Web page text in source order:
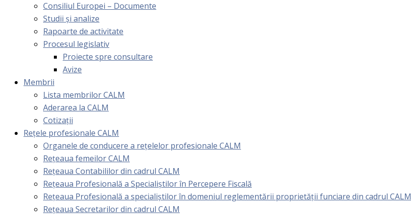
Consiliul Europei – Documente
Studii și analize
Rapoarte de activitate
Procesul legislativ
Proiecte spre consultare
Avize
Membrii
Lista membrilor CALM
Aderarea la CALM
Cotizaţii
Rețele profesionale CALM
Organele de conducere a rețelelor profesionale CALM
Rețeaua femeilor CALM
Rețeaua Contabililor din cadrul CALM
Rețeaua Profesională a Specialiștilor în Percepere Fiscală
Reţeaua Profesională a specialiştilor în domeniul reglementării proprietăţii funciare din cadrul CALM
Rețeaua Secretarilor din cadrul CALM